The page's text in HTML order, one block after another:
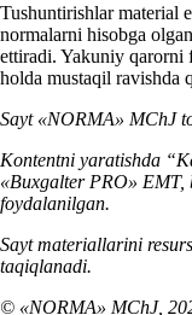
Tushuntirishlar material
normalarni hisobga
ettiradi. Yakuniy qarorni
holda mustaqil ravishda
Sayt «NORMA» MChJ
Kontentni yaratishda
«Buxgalter PRO» EMT,
foydalanilgan.
Sayt materiallarini
taqiqlanadi.
© «NORMA» MChJ,